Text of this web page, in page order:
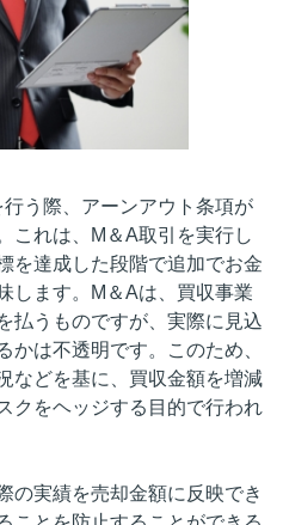
う際、アーンアウト条項が
これは、M＆A取引を実行し
を達成した段階で追加でお金
します。M＆Aは、買収事業
払うものですが、実際に見込
かは不透明です。このため、
などを基に、買収金額を増減
クをヘッジする目的で行われ
の実績を売却金額に反映でき